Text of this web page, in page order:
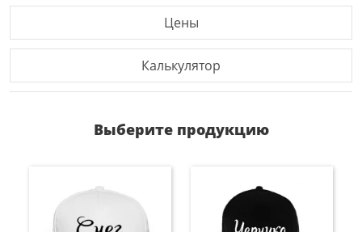
Цены
Калькулятор
Выберите продукцию